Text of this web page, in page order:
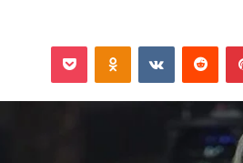
بينتيريست ‏Reddit
‏VKontakte
Odnoklassniki
‫Pocket